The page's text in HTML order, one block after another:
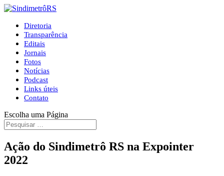
Diretoria
Transparência
Editais
Jornais
Fotos
Notícias
Podcast
Links úteis
Contato
Escolha uma Página
Ação do Sindimetrô RS na Expointer
2022